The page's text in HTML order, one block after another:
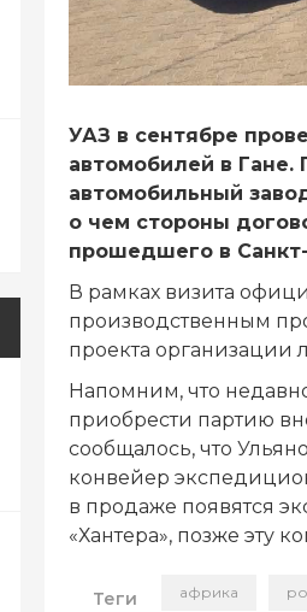
УАЗ в сентябре
автомобилей в Гане.
автомобильный
о чем стороны
прошедшего в
В рамках визита
производственным
проекта организации
Напомним, что
приобрести партию
сообщалось, что
конвейер
в продаже появятся
«Хантера», позже эту
Теги африка